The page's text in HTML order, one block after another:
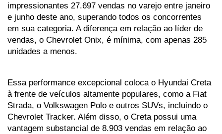
impressionantes 27.697 vendas no varejo entre janeiro
e junho deste ano, superando todos os concorrentes
em sua categoria. A diferença em relação ao líder de
vendas, o Chevrolet Onix, é mínima, com apenas 285
unidades a menos.
Essa performance excepcional coloca o Hyundai Creta
à frente de veículos altamente populares, como a Fiat
Strada, o Volkswagen Polo e outros SUVs, incluindo o
Chevrolet Tracker. Além disso, o Creta possui uma
vantagem substancial de 8.903 vendas em relação ao